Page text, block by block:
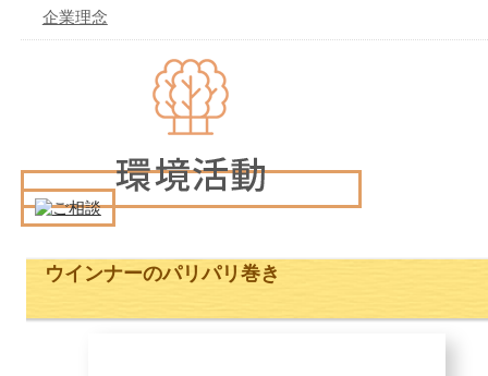
企業理念
ウインナーのパリパリ巻き